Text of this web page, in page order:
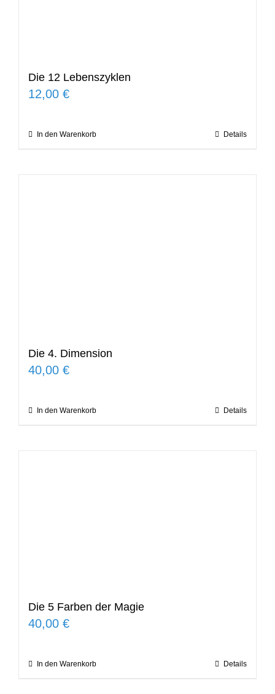
Die 12 Lebenszyklen
12,00 €
In den Warenkorb Details
Die 4. Dimension
40,00 €
In den Warenkorb Details
Die 5 Farben der Magie
40,00 €
In den Warenkorb Details